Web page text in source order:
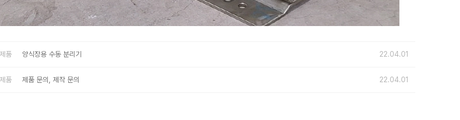
품 양식장용 수동 분리기 22.04.01
품 제품 문의, 제작 문의 22.04.01